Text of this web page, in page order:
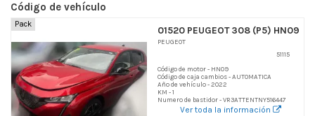
Código de vehículo
Pack
01520 PEUGEOT 308 (P5) HN09
PEUGEOT
51115
Código de motor - HN09
Código de caja cambios - AUTOMATICA
Año de vehículo - 2022
KM - 1
Numero de bastidor - VR3ATTENTNY516447
Ver toda la información